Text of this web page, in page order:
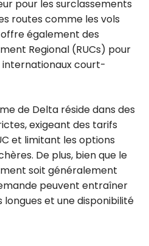
pour les surclassements
routes comme les vols
également des
Regional (RUCs) pour
internationaux court-
de Delta réside dans des
exigeant des tarifs
et limitant les options
De plus, bien que le
soit généralement
peuvent entraîner
longues et une disponibilité